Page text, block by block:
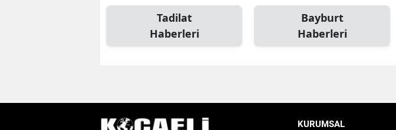
Tadilat
Haberleri
Bayburt
Haberleri
KURUMSAL